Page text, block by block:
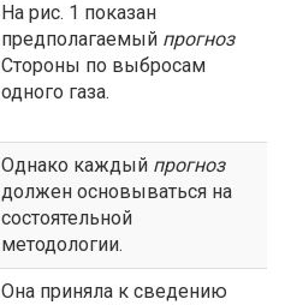
На рис. 1 показан
предполагаемый прогноз
Стороны по выбросам
одного газа.
Однако каждый прогноз
должен основываться на
состоятельной
методологии.
Она приняла к сведению